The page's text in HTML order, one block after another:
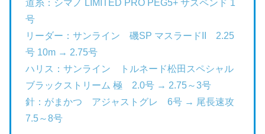
道糸：シマノ LIMITED PRO PEG5+ サスペンド 1
号
リーダー：サンライン 磯SP マスラードII 2.25
号 10m → 2.75号
ハリス：サンライン トルネード松田スペシャル
ブラックストリーム 極 2.0号 → 2.75～3号
針：がまかつ アジャストグレ 6号 → 尾長速攻
7.5～8号